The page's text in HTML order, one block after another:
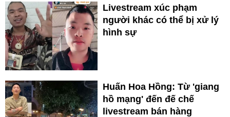
Livestream xúc phạm
người khác có thể bị xử lý
hình sự
Huấn Hoa Hồng: Từ 'giang
hồ mạng' đến đế chế
livestream bán hàng